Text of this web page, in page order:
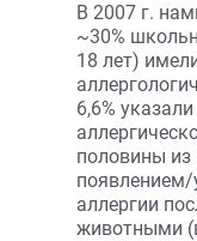
В 2007 г.
~30%
18 лет)
6,6%
половины из
аллергии
животными